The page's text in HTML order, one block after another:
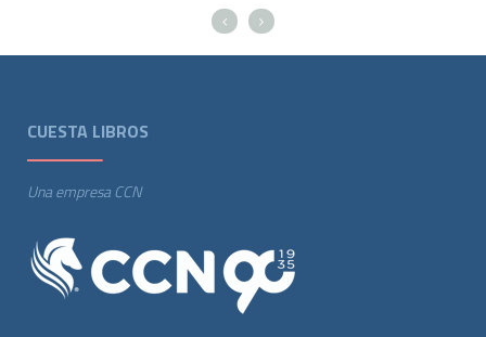
CUESTA LIBROS
Una empresa CCN